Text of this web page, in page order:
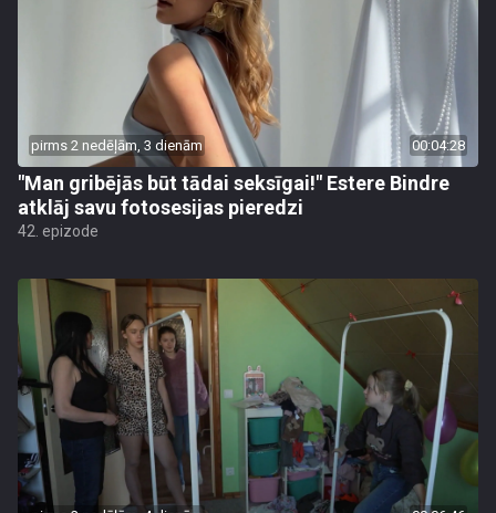
pirms 2 nedēļām, 3 dienām 00:04:28
"Man gribējās būt tādai seksīgai!" Estere Bindre
atklāj savu fotosesijas pieredzi
42. epizode